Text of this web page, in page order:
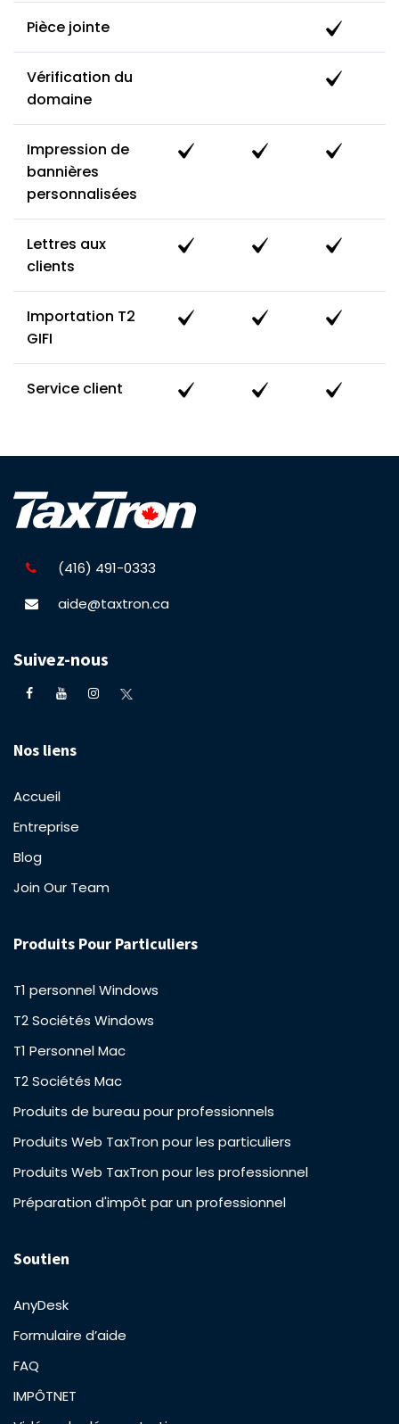
Pièce jointe
Vérification du
domaine
Impression de
bannières
personnalisées
Lettres aux
clients
Importation T2
GIFI
Service client
(416) 491-0333
aide@taxtron.ca
Suivez-nous
Nos liens
Accueil
Entreprise
Blog
Join Our Team
Produits Pour Particuliers
T1 personnel Windows
T2 Sociétés Windows
T1 Personnel Mac
T2 Sociétés Mac
Produits de bureau pour professionnels
Produits Web TaxTron pour les particuliers
Produits Web TaxTron pour les professionnel
Préparation d'impôt par un professionnel
Soutien
AnyDesk
Formulaire d’aide
FAQ
IMPÔTNET